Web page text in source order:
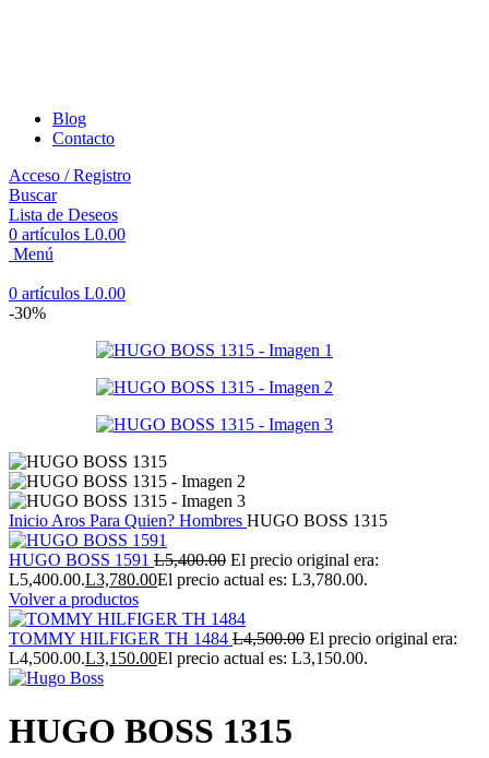
Blog
Contacto
Acceso / Registro
Buscar
Lista de Deseos
0 artículos L0.00
Menú
0 artículos L0.00
-30%
Inicio Aros Para Quien? Hombres HUGO BOSS 1315
HUGO BOSS 1591 L5,400.00 El precio original era:
L5,400.00.L3,780.00El precio actual es: L3,780.00.
Volver a productos
TOMMY HILFIGER TH 1484 L4,500.00 El precio original era:
L4,500.00.L3,150.00El precio actual es: L3,150.00.
HUGO BOSS 1315